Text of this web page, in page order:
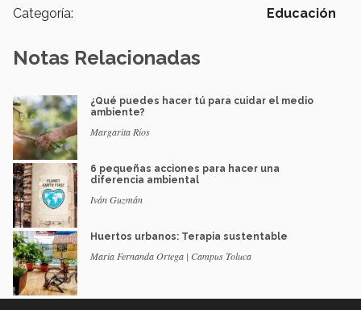
Categoría: Educación
Notas Relacionadas
¿Qué puedes hacer tú para cuidar el medio
ambiente?
Margarita Ríos
6 pequeñas acciones para hacer una
diferencia ambiental
Iván Guzmán
Huertos urbanos: Terapia sustentable
Maria Fernanda Ortega | Campus Toluca